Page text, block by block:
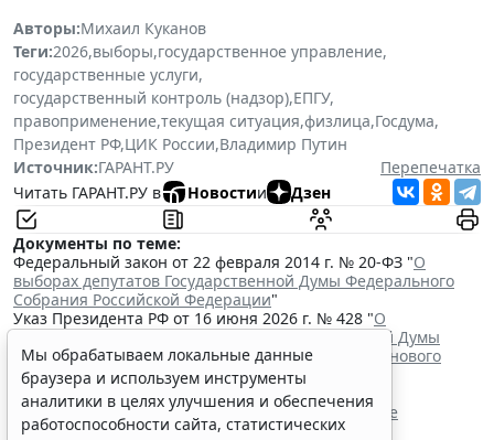
Авторы:Михаил Куканов
Теги:2026,выборы,государственное управление,
государственные услуги,
государственный контроль (надзор),ЕПГУ,
правоприменение,текущая ситуация,физлица,Госдума,
Президент РФ,ЦИК России,Владимир Путин
Источник:ГАРАНТ.РУ
Перепечатка
Читать ГАРАНТ.РУ в
Новостии Дзен
Документы по теме:
Федеральный закон от 22 февраля 2014 г. № 20-ФЗ "О
выборах депутатов Государственной Думы Федерального
Собрания Российской Федерации"
Указ Президента РФ от 16 июня 2026 г. № 428 "О
назначении выборов депутатов Государственной Думы
Федерального Собрания Российской Федерации нового
созыва"
Читайте также:
Список актов для работ по каталогизации в сфере
гособоронзаказа скорректируют
Мы обрабатываем локальные данные
браузера и используем инструменты
аналитики в целях улучшения и обеспечения
работоспособности сайта, статистических